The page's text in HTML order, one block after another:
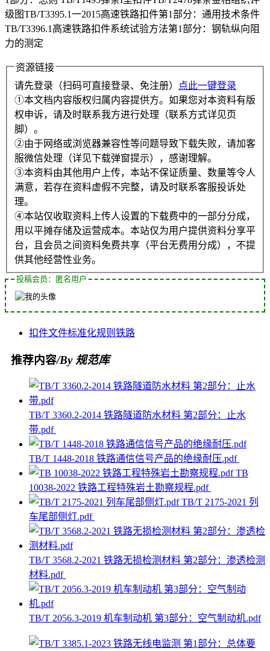
级图TB/T3395.1一2015高速铁路扣件第1部分：通用技术条件
TB/T3396.1高速铁路扣件系统试验方法第1部分：钢轨纵向阻
力的测定
资源链接
请先登录（扫码可直接登录、免注册）
点此一键登录
①本文档内容版权归属内容提供方。如果您对本资料有版
权申诉，请及时联系我方进行处理（联系方式详见页
脚）。
②由于网络或浏览器兼容性等问题导致下载失败，请加客
服微信处理（详见下载弹窗提示），感谢理解。
③本资料由其他用户上传，本站不保证质量、数量等令人
满意，若存在资料虚假不完整，请及时联系客服投诉处
理。
④本站仅收取资料上传人设置的下载费中的一部分分成，
用以平摊存储及运营成本。本站仅为用户提供资料分享平
台，且会员之间资料免费共享（平台无费用分成），不提
供其他经营性业务。
投稿会员：匿名用户
扣件文件标准化规则 铁路
推荐内容/By 规范库
TB/T 3360.2-2014 铁路隧道防水材料 第2部分：止水
带.pdf
TB/T 1448-2018 铁路通信信号产品的绝缘耐压.pdf
TB
10038-2022 铁路工程特殊岩土勘察规程.pdf
TB/T 2175-2021 列
车尾部侧灯.pdf
TB/T 3568.2-2021 铁路无损检测材料 第2部分：渗透检测
材料.pdf
TB/T 2056.3-2019 机车制动机 第3部分：空气制动机.pdf